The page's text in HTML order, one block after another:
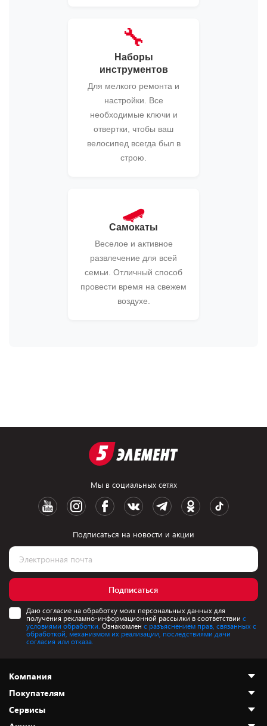
🔧
Наборы
инструментов
Для мелкого ремонта и
настройки. Все
необходимые ключи и
отвертки, чтобы ваш
велосипед всегда был в
строю.
🛹
Самокаты
Веселое и активное
развлечение для всей
семьи. Отличный способ
провести время на свежем
воздухе.
Мы в социальных сетях
Подписаться на новости и акции
Подписаться
Даю согласие на обработку моих персональных данных для
получения рекламно-информационной рассылки в соответствии с
условиями обработки. Ознакомлен с разъяснением прав, связанных с
обработкой, механизмом их реализации, последствиями дачи
согласия или отказа.
Компания
О нас
Адреса магазинов
Покупателям
Как сделать заказ
Сервисы